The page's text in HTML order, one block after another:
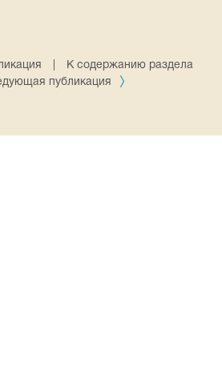
К содержанию раздела
публикация